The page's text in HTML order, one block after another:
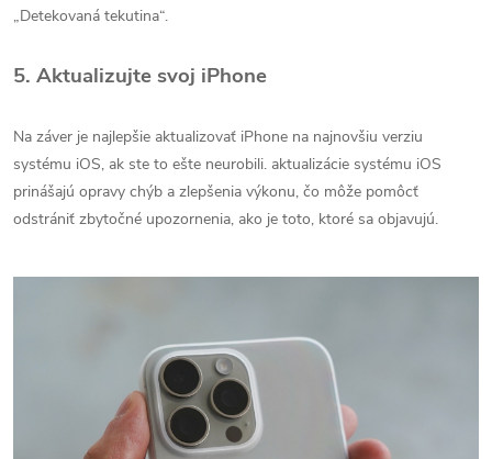
„Detekovaná tekutina“.
5. Aktualizujte svoj iPhone
Na záver je najlepšie aktualizovať iPhone na najnovšiu verziu
systému iOS, ak ste to ešte neurobili. aktualizácie systému iOS
prinášajú opravy chýb a zlepšenia výkonu, čo môže pomôcť
odstrániť zbytočné upozornenia, ako je toto, ktoré sa objavujú.